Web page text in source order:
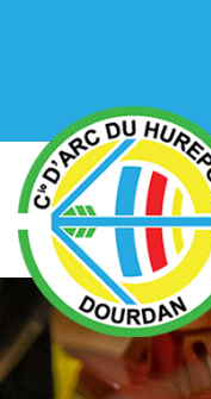
Contact